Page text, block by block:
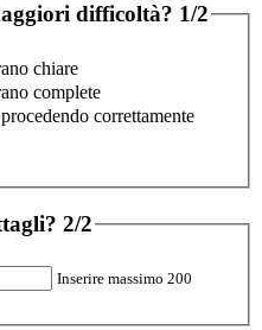
difficoltà? 1/2
chiare
complete
correttamente
2/2
Inserire massimo 200